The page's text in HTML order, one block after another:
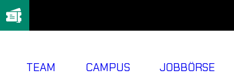
TEAM CAMPUS JOBBÖRSE